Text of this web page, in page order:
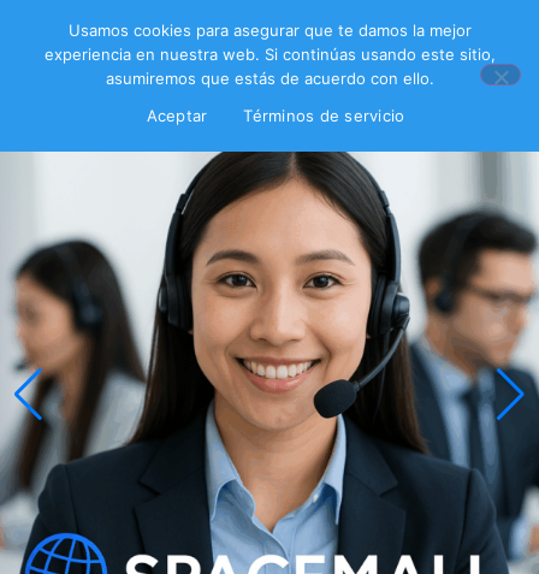
Usamos cookies para asegurar que te damos la mejor
experiencia en nuestra web. Si continúas usando este sitio,
asumiremos que estás de acuerdo con ello.
Aceptar
Términos de servicio